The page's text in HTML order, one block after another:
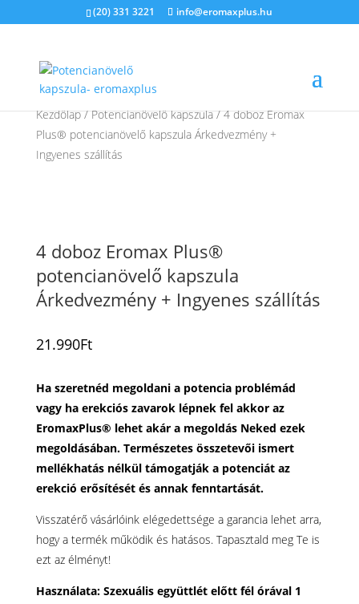
(20) 331 3221 info@eromaxplus.hu
Kezdőlap/Potencianövelő kapszula/ 4 doboz Eromax
Plus® potencianövelő kapszula Árkedvezmény +
Ingyenes szállítás
4 doboz Eromax Plus®
potencianövelő kapszula
Árkedvezmény + Ingyenes szállítás
21.990Ft
Ha szeretnéd megoldani a potencia problémád
vagy ha erekciós zavarok lépnek fel akkor az
EromaxPlus® lehet akár a megoldás Neked ezek
megoldásában. Természetes összetevői ismert
mellékhatás nélkül támogatják a potenciát az
erekció erősítését és annak fenntartását.
Visszatérő vásárlóink elégedettsége a garancia lehet arra,
hogy a termék működik és hatásos. Tapasztald meg Te is
ezt az élményt!
Használata: Szexuális együttlét előtt fél órával 1